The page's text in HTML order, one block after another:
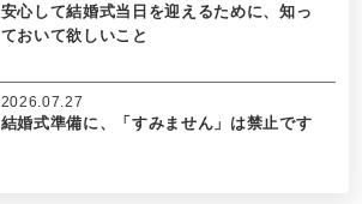
安心して結婚式当日を迎えるために、知っ
ておいて欲しいこと
結婚式準備に、「すみません」は禁止です
2026.07.27